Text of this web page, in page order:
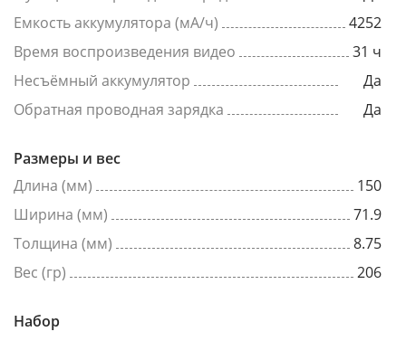
Емкость аккумулятора (мА/ч)
4252
Время воспроизведения видео
31 ч
Несъёмный аккумулятор
Да
Обратная проводная зарядка
Да
Размеры и вес
Длина (мм)
150
Ширина (мм)
71.9
Толщина (мм)
8.75
Вес (гр)
206
Набор